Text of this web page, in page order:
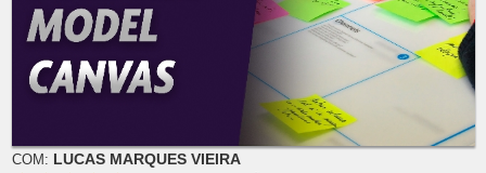
COM: LUCAS MARQUES VIEIRA